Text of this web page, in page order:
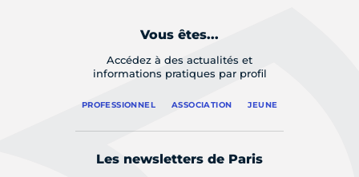
Vous êtes...
Accédez à des actualités et
informations pratiques par profil
PROFESSIONNEL ASSOCIATION JEUNE
Les newsletters de Paris